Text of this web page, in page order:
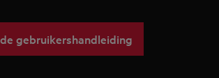
gebruikershandleiding